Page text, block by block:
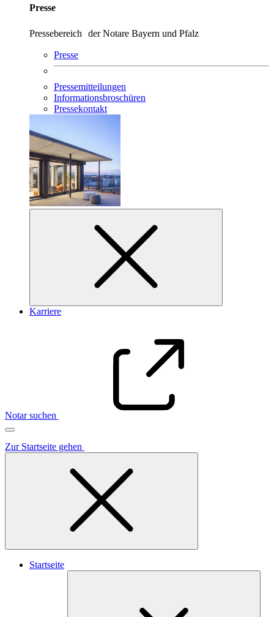
Presse
Pressebereich der Notare Bayern und Pfalz
Presse
Pressemitteilungen
Informationsbroschüren
Pressekontakt
Karriere
Notar suchen
Zur Startseite gehen
Startseite